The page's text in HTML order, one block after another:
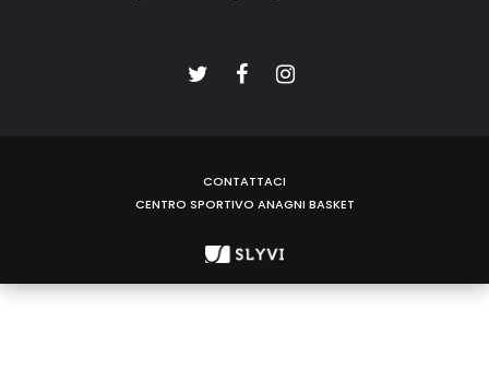
CONTATTACI
CENTRO SPORTIVO ANAGNI BASKET